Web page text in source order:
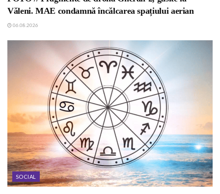
Văleni. MAE condamnă încălcarea spațiului aerian
06.08.2026
SOCIAL